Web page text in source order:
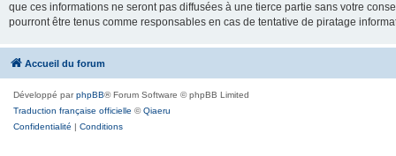
que ces informations ne seront pas diffusées à une tierce partie sans votre
pourront être tenus comme responsables en cas de tentative de piratage
Accueil du forum
Développé parphpBB® Forum Software © phpBB Limited
Traduction française officielle ©Qiaeru
Confidentialité | Conditions